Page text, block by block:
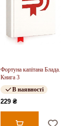
Фортуна капітана Блада.
Книга 3
В наявності
229 ₴